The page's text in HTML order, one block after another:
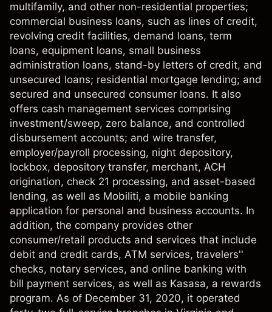
multifamily, and other non-residential properties;
commercial business loans, such as lines of credit,
revolving credit facilities, demand loans, term
loans, equipment loans, small business
administration loans, stand-by letters of credit, and
unsecured loans; residential mortgage lending; and
secured and unsecured consumer loans. It also
offers cash management services comprising
investment/sweep, zero balance, and controlled
disbursement accounts; and wire transfer,
employer/payroll processing, night depository,
lockbox, depository transfer, merchant, ACH
origination, check 21 processing, and asset-based
lending, as well as Mobiliti, a mobile banking
application for personal and business accounts. In
addition, the company provides other
consumer/retail products and services that include
debit and credit cards, ATM services, travelers''
checks, notary services, and online banking with
bill payment services, as well as Kasasa, a rewards
program. As of December 31, 2020, it operated